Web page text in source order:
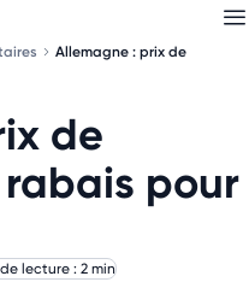
Allemagne : prix de
de
pour
lecture : 2 min
intéressent